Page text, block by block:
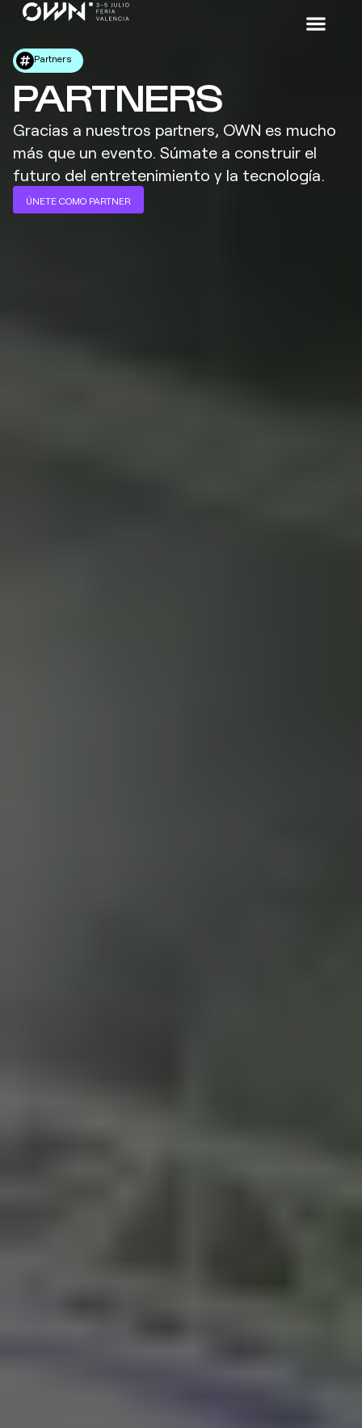
Partners
PARTNERS
Gracias a nuestros partners, OWN es mucho
más que un evento. Súmate a construir el
futuro del entretenimiento y la tecnología.
ÚNETE COMO PARTNER